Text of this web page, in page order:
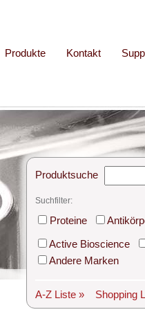
Produkte Kontakt
Produktsuche
Suchfilter:
Proteine
Active Bioscience
Andere Marken
A-Z Liste » Shopping